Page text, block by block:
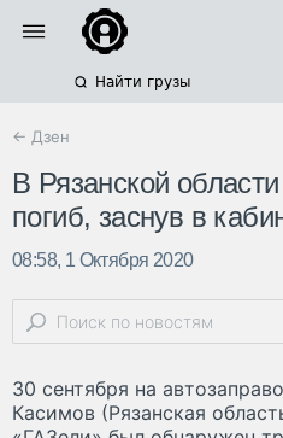
Найти грузы
← Дзен
В Рязанской
погиб, заснув в
08:58, 1 Октября 2020
30 сентября на
Касимов (Рязанская